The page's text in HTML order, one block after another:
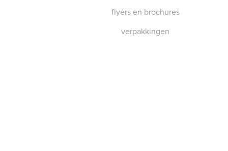
flyers en brochures
verpakkingen